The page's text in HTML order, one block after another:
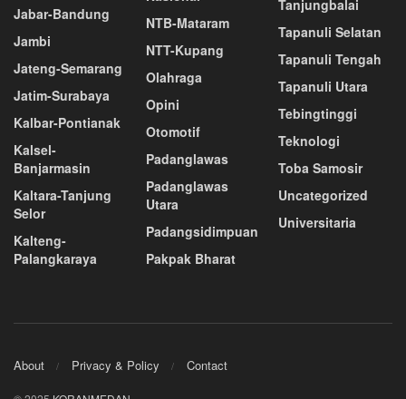
Jabar-Bandung
Jambi
Jateng-Semarang
Jatim-Surabaya
Kalbar-Pontianak
Kalsel-
Banjarmasin
Kaltara-Tanjung
Selor
Kalteng-
Palangkaraya
NTB-Mataram
NTT-Kupang
Olahraga
Opini
Otomotif
Padanglawas
Padanglawas
Utara
Padangsidimpuan
Pakpak Bharat
Tanjungbalai
Tapanuli Selatan
Tapanuli Tengah
Tapanuli Utara
Tebingtinggi
Teknologi
Toba Samosir
Uncategorized
Universitaria
About Privacy & Policy Contact